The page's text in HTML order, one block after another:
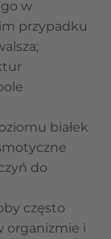
w
przypadku
białek
do
często
organizmie i